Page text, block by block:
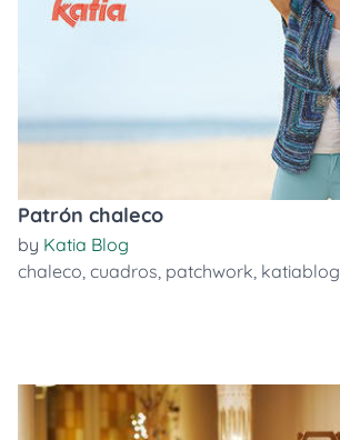
Patrón chaleco
by Katia Blog
chaleco, cuadros, patchwork, katiablog